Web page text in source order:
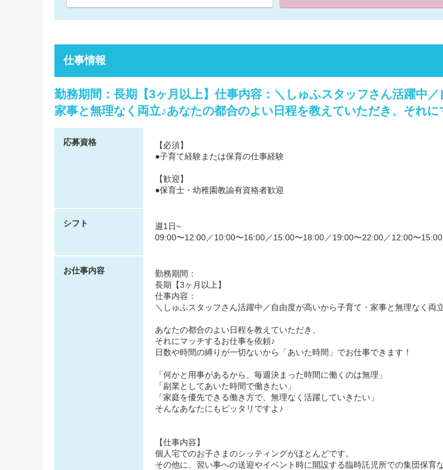
仕事情報
勤務期間：長期【3ヶ月以上】仕事内容：＼しゅふスタッフさん活躍中／
家事と無理なく両立♪あなたの都合のよい日程を教えていただき、それ
応募資格
【必須】
●子育て経験または保育の仕事経験
【歓迎】
●保育士・幼稚園教諭有資格者歓迎
シフト
週1日~
09:00〜12:00／10:00〜16:00／15:00〜18:00／19:00〜22:00／12:00〜15:00
お仕事内容
勤務期間：
長期【3ヶ月以上】
仕事内容：
＼しゅふスタッフさん活躍中／自由度が高いから子育て・家事と無理なく両
あなたの都合のよい日程を教えていただき、
それにマッチするお仕事を依頼♪
日数や時間の縛りが一切ないから「あいた時間」でお仕事できます！
「何かと用事があるから、毎週決まった時間に働くのは無理」
「副業としてあいた時間で働きたい」
「家庭を優先できる働き方で、無理なく活躍していきたい」
そんなあなたにもピッタリですよ♪
【仕事内容】
個人宅でのお子さまのシッティングがほとんどです。
その他に、習い事への送迎やイベント時に開設する臨時託児所での集団保育